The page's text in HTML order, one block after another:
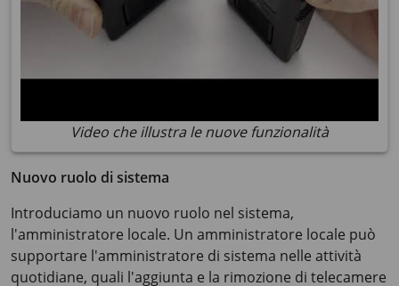
Video che illustra le nuove funzionalità
Nuovo ruolo di sistema
Introduciamo un nuovo ruolo nel sistema,
l'amministratore locale. Un amministratore locale può
supportare l'amministratore di sistema nelle attività
quotidiane, quali l'aggiunta e la rimozione di telecamere